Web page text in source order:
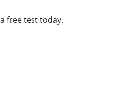
free test today.